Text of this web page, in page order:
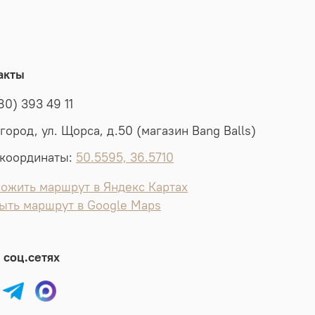
393 49 11
ул. Щорса, д.50 (магазин Bang Balls)
50.5595, 36.5710
маршрут в Яндекс Картах
маршрут в Google Maps